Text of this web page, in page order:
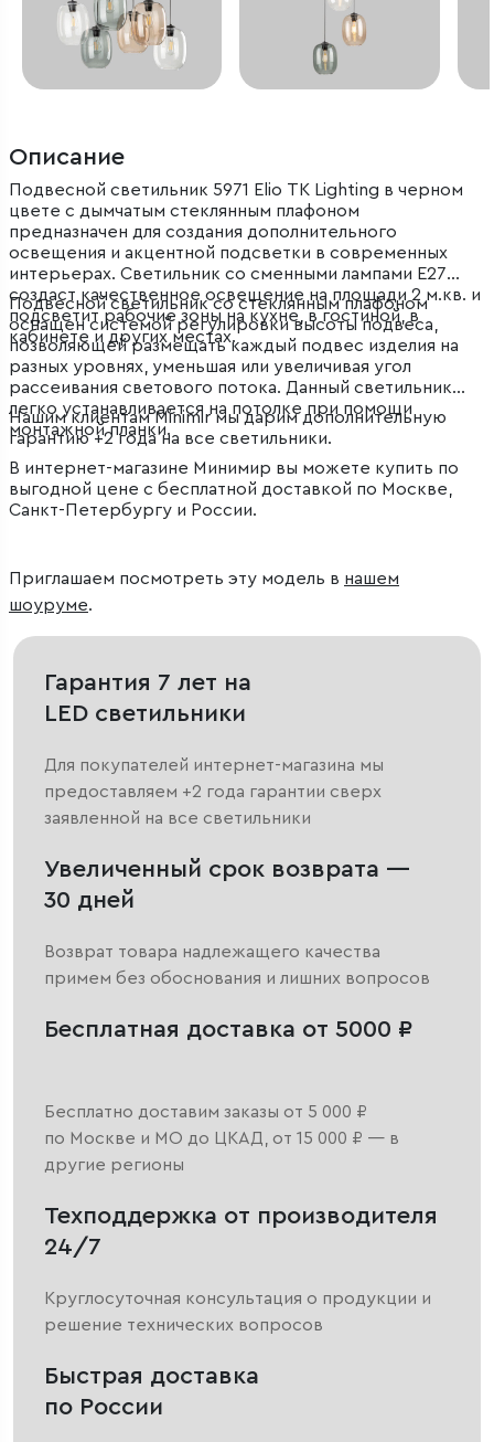
Описание
Подвесной светильник 5971 Elio TK Lighting в черном
цвете с дымчатым стеклянным плафоном
предназначен для создания дополнительного
освещения и акцентной подсветки в современных
интерьерах. Светильник со сменными лампами E27
создаст качественное освещение на площади 2 м.кв. и
подсветит рабочие зоны на кухне, в гостиной, в
кабинете и других местах.
Подвесной светильник со стеклянным плафоном
оснащен системой регулировки высоты подвеса,
позволяющей размещать каждый подвес изделия на
разных уровнях, уменьшая или увеличивая угол
рассеивания светового потока. Данный светильник
легко устанавливается на потолке при помощи
монтажной планки.
Нашим клиентам Minimir мы дарим дополнительную
гарантию +2 года на все светильники.
В интернет-магазине Минимир вы можете купить по
выгодной цене с бесплатной доставкой по Москве,
Санкт-Петербургу и России.
Приглашаем посмотреть эту модель в нашем
шоуруме.
Гарантия 7 лет на
LED светильники
Для покупателей интернет-магазина мы
предоставляем +2 года гарантии сверх
заявленной на все светильники
Увеличенный срок возврата —
30 дней
Возврат товара надлежащего качества
примем без обоснования и лишних вопросов
Бесплатная доставка от 5000 ₽
Бесплатно доставим заказы от 5 000 ₽
по Москве и МО до ЦКАД, от 15 000 ₽ — в
другие регионы
Техподдержка от производителя
24/7
Круглосуточная консультация о продукции и
решение технических вопросов
Быстрая доставка
по России